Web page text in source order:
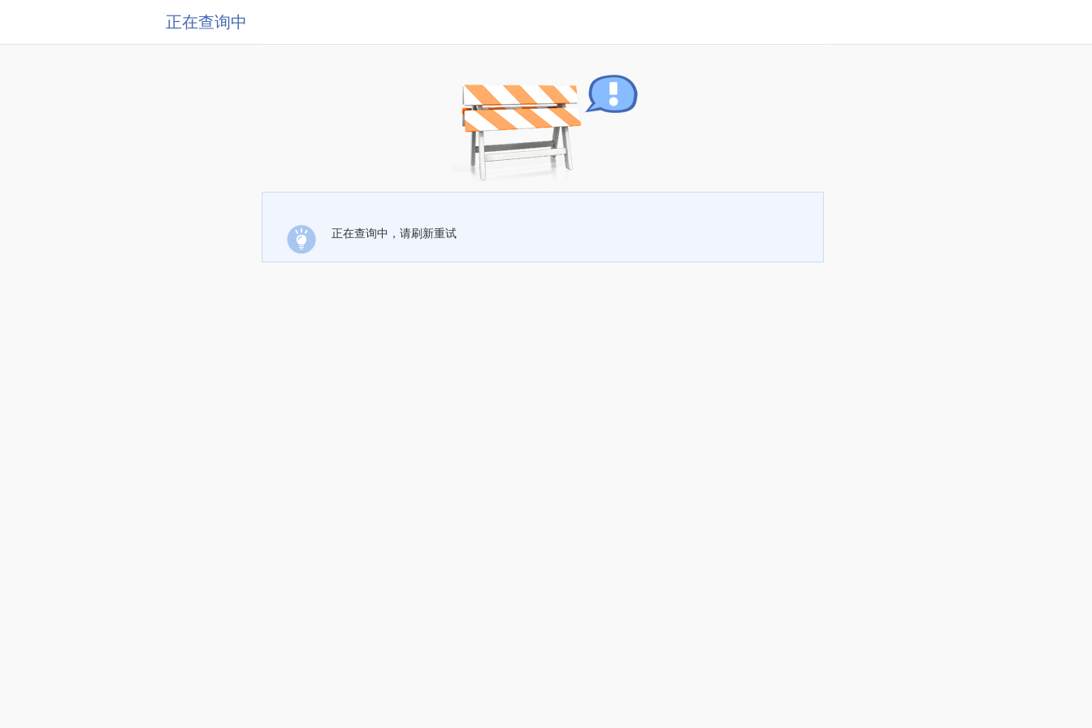
正在查询中
正在查询中，请刷新重试